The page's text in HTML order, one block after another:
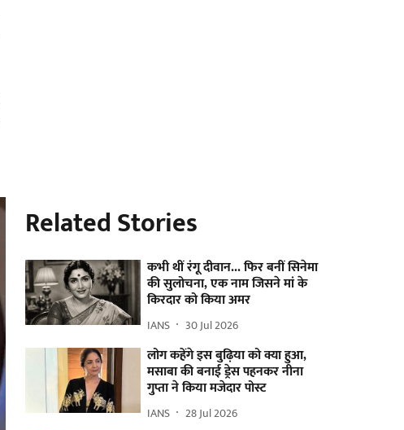
Related Stories
कभी थीं रंगू दीवान... फिर बनीं सिनेमा
की सुलोचना, एक नाम जिसने मां के
किरदार को किया अमर
IANS 30 Jul 2026
लोग कहेंगे इस बुढ़िया को क्या हुआ,
मसाबा की बनाई ड्रेस पहनकर नीना
गुप्ता ने किया मजेदार पोस्ट
IANS 28 Jul 2026